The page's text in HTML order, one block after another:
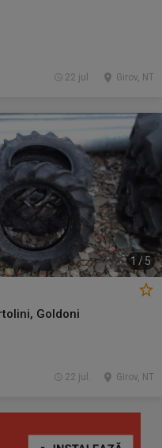
Girov, NT
22 jul.
1 / 5
Goldoni
Girov, NT
22 jul.